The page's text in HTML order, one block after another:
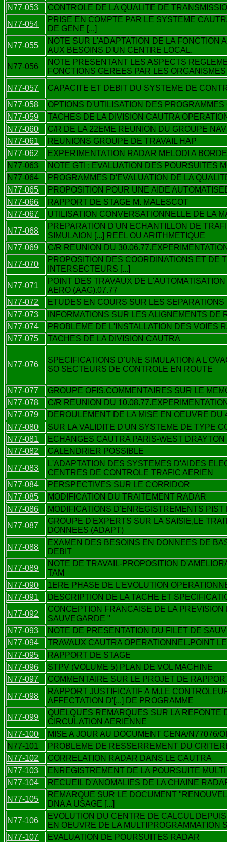
N77-053
CONTROLE DE LA QUALITE DE
N77-054
PRISE EN COMPTE PAR LE SYSTEME
DE GENE [...]
N77-055
NOTE SUR L'ADAPTATION DE LA FONCTION
AUX BESOINS D'UN CENTRE LOCAL.
N77-056
NOTE PRESENTANT LES ASPECTS
FONCTIONS GEREES PAR LES
N77-057
CAPACITE ET DEBIT DU SYSTEME DE
N77-058
OPTIONS D'UTILISATION DES
N77-059
TACHES DE LA DIVISION CAUTRA
N77-060
C/R DE LA 22EME REUNION DU GROUPE
N77-061
REUNIONS GROUPE DE TRAVAIL HAP
N77-062
EXPERIMENTATION RADAR MELODI A
N77-063
NOTE GTI : EVALUATION DES POURSUITES
N77-064
PROGRAMMES D'EVALUATION DE LA
N77-065
PROPOSITION POUR UNE AIDE
N77-066
RAPPORT DE STAGE M. MALESCOT
N77-067
UTILISATION CONVERSATIONNELLE DE LA
N77-068
PREPARATION D'UN ECHANTILLON DE
SIMULAION [...] REEL OU ARITHMETIQUE
N77-069
C/R REUNION DU
N77-070
PROPOSITION DES COORDINATIONS ET DE
INTERSECTEURS [...]
N77-071
POINT DES TRAVAUX DE
AERO (AAG).07.77
N77-072
ETUDES EN COURS SUR LES
N77-073
INFORMATIONS SUR LES ALIGNEMENTS DE
N77-074
PROBLEME DE L'INSTALLATION DES VOIES
N77-075
TACHES DE LA DIVISION CAUTRA
N77-076
SPECIFICATIONS D'UNE SIMULATION A
SO SECTEURS DE CONTROLE EN ROUTE
N77-077
GROUPE OFIS.COMMENTAIRES SUR LE
N77-078
C/R REUNION DU
N77-079
DEROULEMENT DE LA MISE EN OEUVRE
N77-080
SUR LA VALIDITE D'UN SYSTEME DE TYPE
N77-081
ECHANGES CAUTRA PARIS-WEST DRAYTON
N77-082
CALENDRIER POSSIBLE
N77-083
L'ADAPTATION DES SYSTEMES D'AIDES
CENTRES DE CONTROLE TRAFIC AERIEN
N77-084
PERSPECTIVES SUR LE CORRIDOR
N77-085
MODIFICATION DU TRAITEMENT RADAR
N77-086
MODIFICATIONS D'ENREGISTREMENTS
N77-087
GROUPE D'EXPERTS SUR LA SAISIE,LE
DONNEES (ADAPT)
N77-088
EXAMEN DES BESOINS EN DONNEES DE
DEBIT
N77-089
NOTE DE TRAVAIL-PROPOSITION
TAM
N77-090
1ERE PHASE DE L'EVOLUTION
N77-091
DESCRIPTION DE LA TACHE ET
N77-092
CONCEPTION FRANCAISE DE LA
SAUVEGARDE "
N77-093
NOTE DE PRESENTATION DU FILET DE
N77-094
TRAVAUX CAUTRA OPERATIONNEL.POINT
N77-095
RAPPORT DE STAGE
N77-096
STPV (VOLUME 5) PLAN DE VOL MACHINE
N77-097
COMMENTAIRE SUR LE PROJET DE
N77-098
RAPPORT JUSTIFICATIF A M.LE
AFFECTATION D'[...] DE PROGRAMME
N77-099
QUELQUES REMARQUES SUR LA REFONTE
CIRCULATION AERIENNE
N77-100
MISE A JOUR AU DOCUMENT CENA/N77076/
N77-101
PROBLEME DE RESSERREMENT DU
N77-102
CORRELATION RADAR DANS LE CAUTRA
N77-103
ENREGISTREMENT DE LA POURSUITE
N77-104
RECUEIL D'ANOMALIES DE LA CHAINE
N77-105
REMARQUE SUR LE DOCUMENT
DNA A USAGE [...]
N77-106
EVOLUTION DU CENTRE DE CALCUL
EN OEUVRE DE LA MULTIPROGRAMMATION
N77-107
EVALUATION DE POURSUITES RADAR